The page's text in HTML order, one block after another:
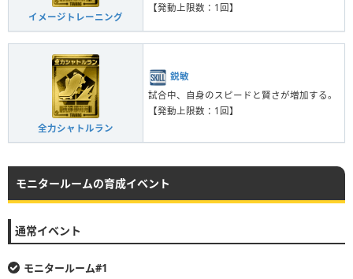
イメージトレーニング
【発動上限数：1回】
全力シャトルラン
鋭敏
試合中、自身のスピードと賢さが増加する。
【発動上限数：1回】
モニタールームの育成イベント
通常イベント
モニタールーム#1